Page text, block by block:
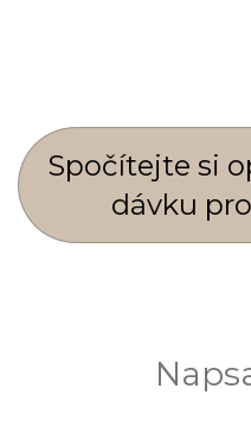
Spočí­tejte si
dávku